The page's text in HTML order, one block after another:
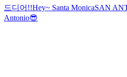
드디어!!Hey~ Santa MonicaSAN
Antonio😎